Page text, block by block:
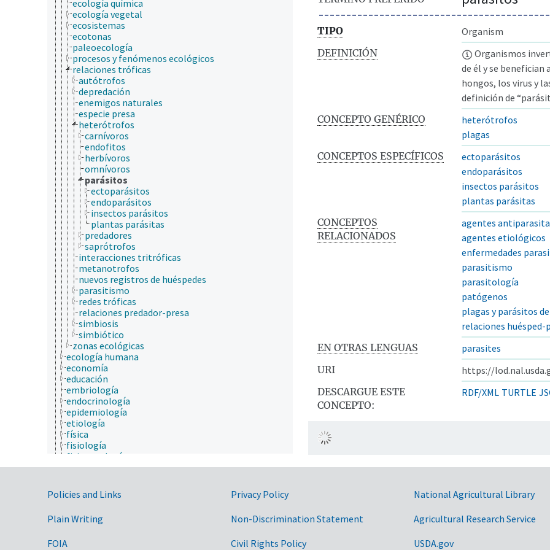
ecología química
ecología vegetal
ecosistemas
ecotonas
paleoecología
procesos y fenómenos ecológicos
relaciones tróficas
autótrofos
depredación
enemigos naturales
especie presa
heterótrofos
carnívoros
endofitos
herbívoros
omnívoros
parásitos
ectoparásitos
endoparásitos
insectos parásitos
plantas parásitas
predadores
saprótrofos
interacciones tritróficas
metanotrofos
nuevos registros de huéspedes
parasitismo
redes tróficas
relaciones predador-presa
simbiosis
simbiótico
zonas ecológicas
ecología humana
economía
educación
embriología
endocrinología
epidemiología
etiología
física
fisiología
fisiopatología
genética
geología
hidrología
histología
historia
TIPO
Organism
DEFINICIÓN
Organismos
de él y se benefician
hongos, los virus y
definición de
CONCEPTO GENÉRICO
heterótrofos
plagas
CONCEPTOS ESPECÍFICOS
ectoparásitos
endoparásitos
insectos parásitos
plantas parásitas
CONCEPTOS
RELACIONADOS
agentes
agentes etiológicos
enfermedades
parasitismo
parasitología
patógenos
plagas y parásitos
relaciones
EN OTRAS LENGUAS
parasites
URI
https://
DESCARGUE ESTE
CONCEPTO:
RDF/XML TURTLE
Government Links
Policies and Links
Plain Writing
FOIA
Privacy Policy
Non-Discrimination Statement
Civil Rights Policy
National Agricultural Library
Agricultural Research Service
USDA.gov